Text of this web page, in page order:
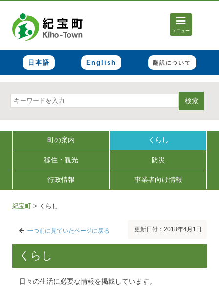
メニュー
日本語 English 翻訳について
検索
町の案内 くらし
移住・観光 防災
行政情報 事業者向け情報
紀宝町 > くらし
一つ前に見ていたページに戻る 更新日付：2018年4月1日
くらし
日々の生活に必要な情報を掲載しています。